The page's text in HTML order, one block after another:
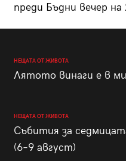
преди Бъдни вечер на
НЕЩАТА ОТ ЖИВОТА
Лятото винаги е в
НЕЩАТА ОТ ЖИВОТА
Събития за
(6–9 август)